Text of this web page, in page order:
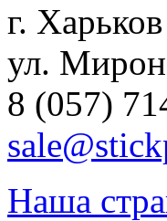
г. Харьков
ул.
8 (057)
Наша